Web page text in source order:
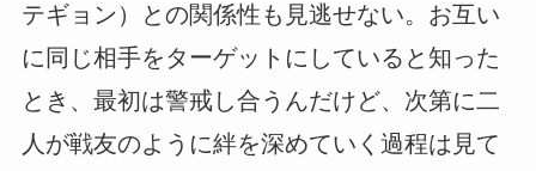
テギョン）との関係性も見逃せない。お互い
に同じ相手をターゲットにしていると知った
とき、最初は警戒し合うんだけど、次第に二
人が戦友のように絆を深めていく過程は見て